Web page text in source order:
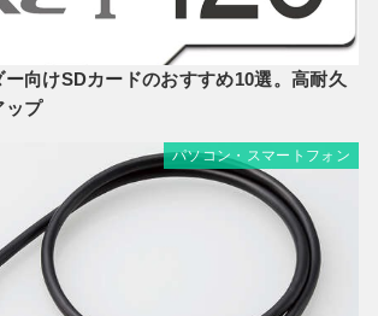
ー向けSDカードのおすすめ10選。高耐久
ップ
パソコン・スマートフォン